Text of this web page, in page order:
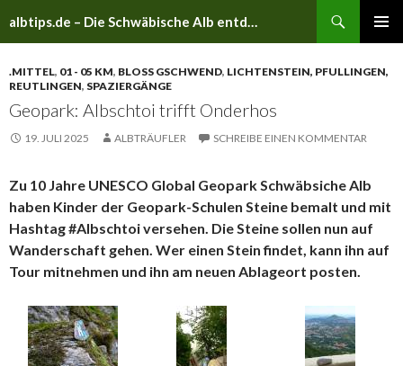
albtips.de – Die Schwäbische Alb entdecken
SPRINGEN
.MITTEL, 01 - 05 KM, BLOSS GSCHWEND , LICHTENSTEIN, PFULLINGEN,
REUTLINGEN, SPAZIERGÄNGE
Geopark: Albschtoi trifft Onderhos
19. JULI 2025 ALBTRÄUFLER SCHREIBE EINEN KOMMENTAR
Zu 10 Jahre UNESCO Global Geopark Schwäbsiche Alb
haben Kinder der Geopark-Schulen Steine bemalt und mit
Hashtag #Albschtoi versehen. Die Steine sollen nun auf
Wanderschaft gehen. Wer einen Stein findet, kann ihn auf
Tour mitnehmen und ihn am neuen Ablageort posten.